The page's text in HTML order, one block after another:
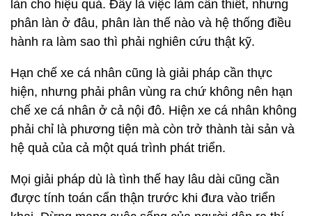
làn cho hiệu quả. Đây là việc làm cần thiết, nhưng
phân làn ở đâu, phân làn thế nào và hệ thống điều
hành ra làm sao thì phải nghiên cứu thật kỹ.
Hạn chế xe cá nhân cũng là giải pháp cần thực
hiện, nhưng phải phân vùng ra chứ không nên hạn
chế xe cá nhân ở cả nội đô. Hiện xe cá nhân không
phải chỉ là phương tiện mà còn trở thành tài sản và
hệ quả của cả một quá trình phát triển.
Mọi giải pháp dù là tình thế hay lâu dài cũng cần
được tính toán cẩn thận trước khi đưa vào triển